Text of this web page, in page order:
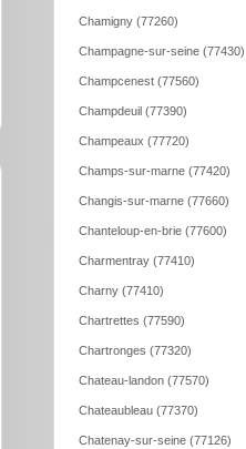
Chamigny (77260)
Champagne-sur-seine (77430)
Champcenest (77560)
Champdeuil (77390)
Champeaux (77720)
Champs-sur-marne (77420)
Changis-sur-marne (77660)
Chanteloup-en-brie (77600)
Charmentray (77410)
Charny (77410)
Chartrettes (77590)
Chartronges (77320)
Chateau-landon (77570)
Chateaubleau (77370)
Chatenay-sur-seine (77126)